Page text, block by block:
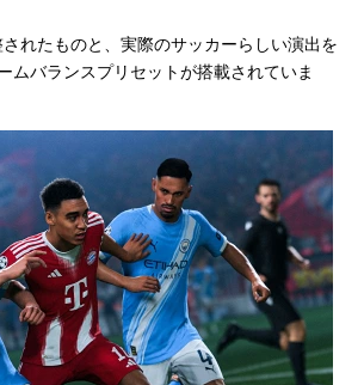
れたものと、実際のサッカーらしい演出を
ムバランスプリセットが搭載されていま